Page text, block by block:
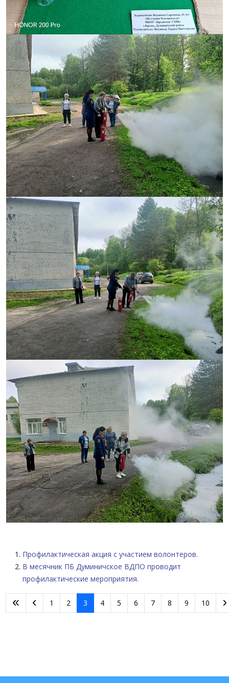
Профилактическая акция с участием волонтеров.
В месячник ПБ Думиничское ВДПО проводит
профилактические мероприятия.
1 2 3 4 5 6 7 8 9 10